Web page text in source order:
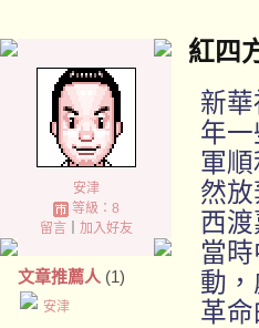
安津
等級：8
留言｜ 加入好友
文章推薦人 (1)
安津
紅四
新
年
軍
然
西
當
動
革命